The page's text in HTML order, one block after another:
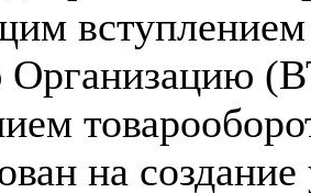
Организацию
на